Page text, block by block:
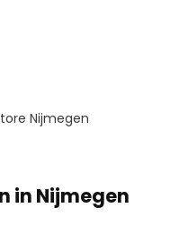
Nijmegen
in Nijmegen